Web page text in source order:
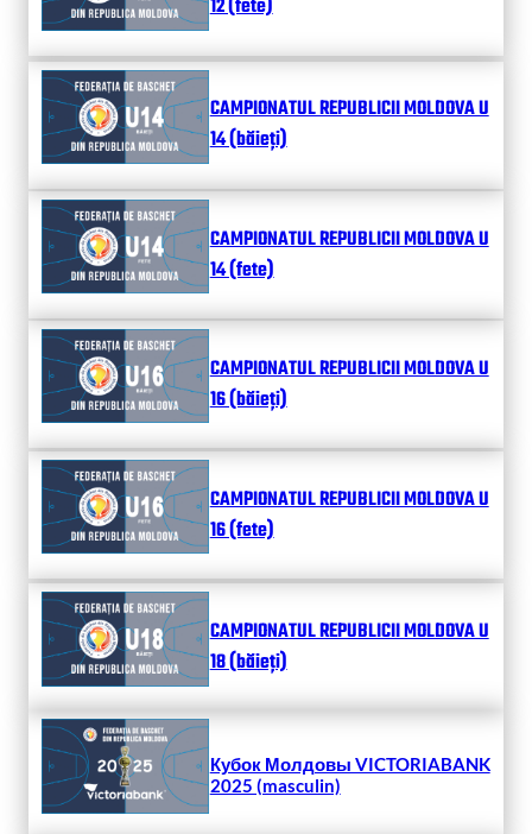
12 (fete)
CAMPIONATUL REPUBLICII MOLDOVA U
14 (băieți)
CAMPIONATUL REPUBLICII MOLDOVA U
14 (fete)
CAMPIONATUL REPUBLICII MOLDOVA U
16 (băieți)
CAMPIONATUL REPUBLICII MOLDOVA U
16 (fete)
CAMPIONATUL REPUBLICII MOLDOVA U
18 (băieți)
Кубок Молдовы VICTORIABANK
2025 (masculin)